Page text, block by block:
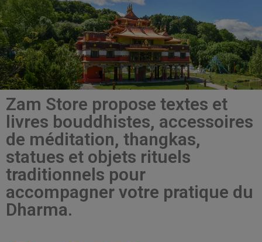
Zam Store propose textes et
livres bouddhistes, accessoires
de méditation, thangkas,
statues et objets rituels
traditionnels pour
accompagner votre pratique du
Dharma.